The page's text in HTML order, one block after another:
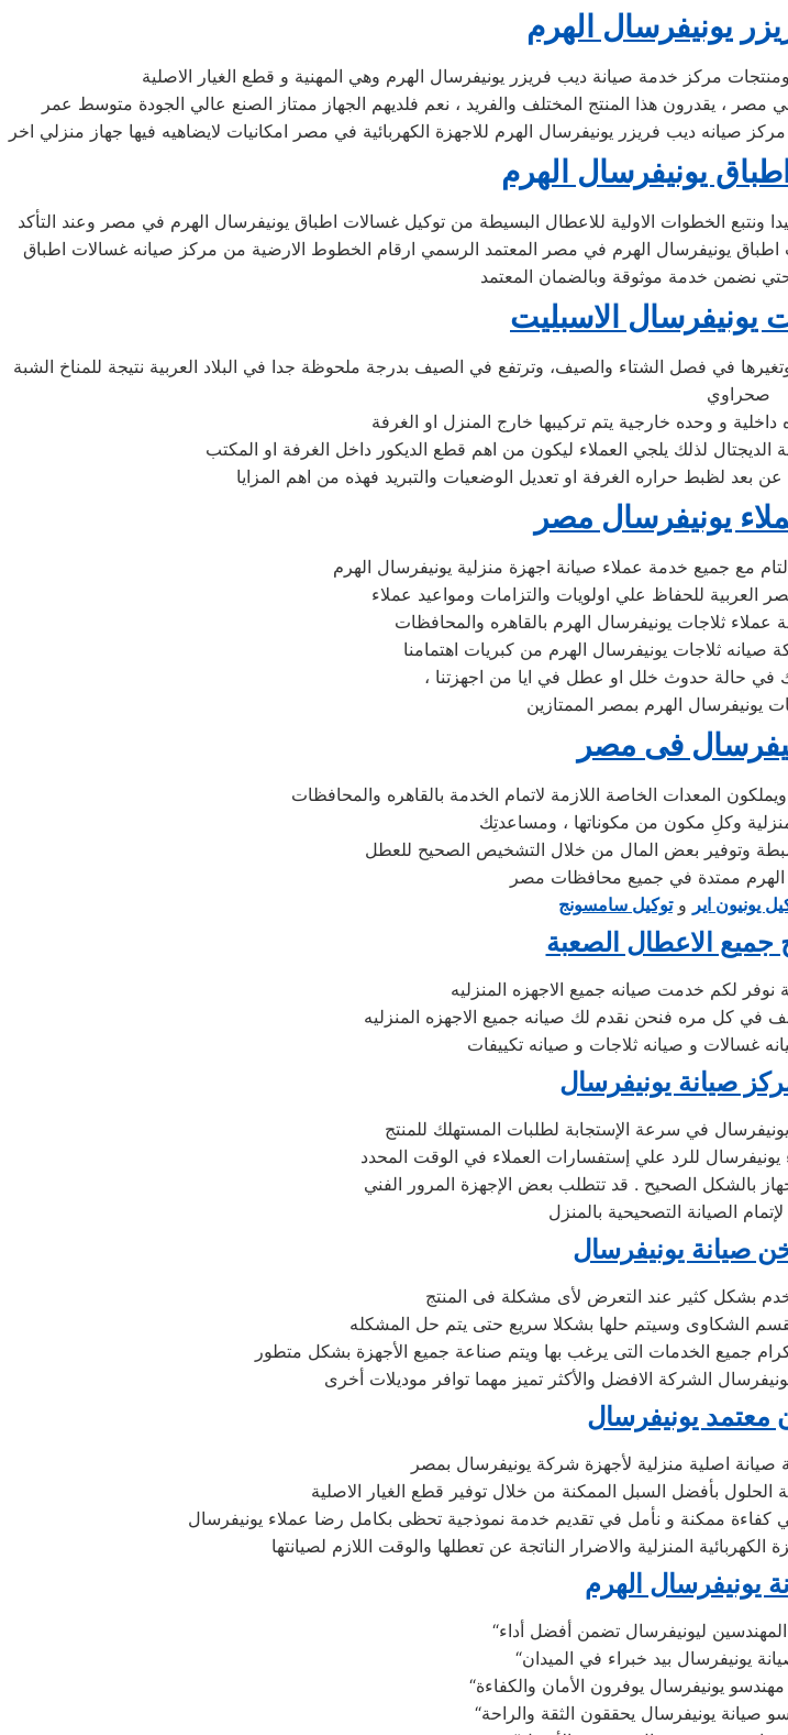
يونيفرسال الهرم
، يقدرون هذا المنتج المختلف والفريد ، نعم فلديهم الجهاز ممتاز الصنع عالي الجودة متوسط عمر
يونيفرسال الهرم
ونتبع الخطوات الاولية للاعطال البسيطة من توكيل غسالات اطباق يونيفرسال الهرم في مصر وعند التأكد
يونيفرسال الهرم في مصر المعتمد الرسمي ارقام الخطوط الارضية من مركز صيانه غسالات اطباق
يونيفرسال الاسبليت
في فصل الشتاء والصيف، وترتفع في الصيف بدرجة ملحوظة جدا في البلاد العربية نتيجة للمناخ الشبة
صحراوي
و وحده خارجية يتم تركيبها خارج المنزل او الغرفة
الديجتال لذلك يلجي العملاء ليكون من اهم قطع الديكور داخل الغرفة او المكتب
بعد لظبط حراره الغرفة او تعديل الوضعيات والتبريد فهذه من اهم المزايا
يونيفرسال مصر
مع جميع خدمة عملاء صيانة اجهزة منزلية يونيفرسال الهرم
ثلاجات يونيفرسال الهرم من كبريات اهتمامنا
يونيفرسال الهرم بمصر الممتازين
فى مصر
وكلِ مكون من مكوناتها ، ومساعدتِك
الهرم ممتدة في جميع محافظات مصر
يونيون اير وتوكيل سامسونج
جميع الاعطال الصعبة
نوفر لكم خدمت صيانه جميع الاجهزه المنزليه
في كل مره فنحن نقدم لك صيانه جميع الاجهزه المنزليه
غسالات و صيانه ثلاجات و صيانه تكييفات
صيانة يونيفرسال
في سرعة الإستجابة لطلبات المستهلك للمنتج
بالشكل الصحيح . قد تتطلب بعض الإجهزة المرور الفني
الصيانة التصحيحية بالمنزل
صيانة يونيفرسال
بشكل كثير عند التعرض لأى مشكلة فى المنتج
جميع الخدمات التى يرغب بها ويتم صناعة جميع الأجهزة بشكل متطور
يونيفرسال
اصلية منزلية لأجهزة شركة يونيفرسال بمصر
بأفضل السبل الممكنة من خلال توفير قطع الغيار الاصلية
كفاءة ممكنة و نأمل في تقديم خدمة نموذجية تحظى بكامل رضا عملاء يونيفرسال
المنزلية والاضرار الناتجة عن تعطلها والوقت اللازم لصيانتها
يونيفرسال الهرم